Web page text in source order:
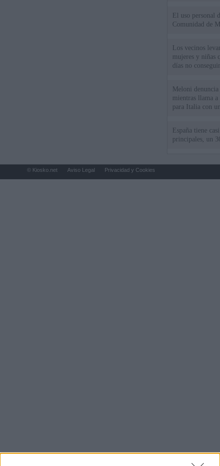
El uso personal
Comunidad de
Los vecinos
mujeres y niñas
días no
Meloni
mientras llama
para Italia con
España tiene
principales, un
© Kiosko.net Aviso Legal Privacidad y Cookies